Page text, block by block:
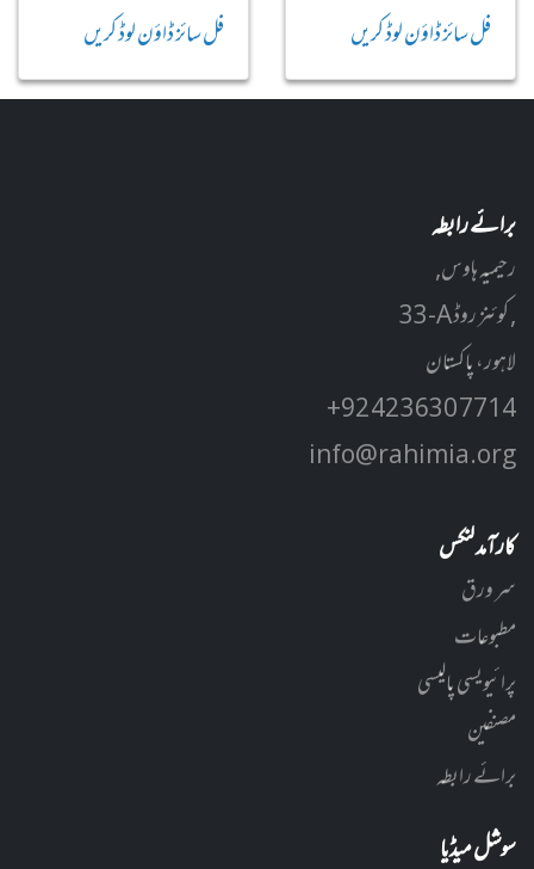
فل سائز ڈاؤن لوڈ کریں
فل سائز ڈاؤن لوڈ کریں
برائے رابطہ
رحیمیہ ہاوس,
33-A کوئنز روڈ ,
لاہور، پاکستان
+92 42 3630 7714
info@rahimia.org
کارآمد لنکس
سر ورق
مطبوعات
پرائیویسی پالیسی
مصنفین
برائے رابطہ
سوشل میڈیا